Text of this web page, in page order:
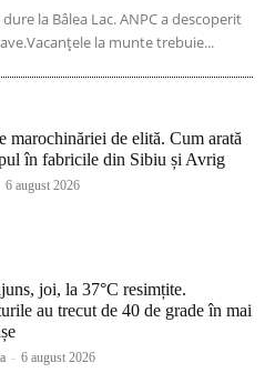
la Bâlea Lac. ANPC a descoperit
la munte trebuie...
marochinăriei de elită. Cum arată
în fabricile din Sibiu și Avrig
6 august 2026
joi, la 37°C resimțite.
au trecut de 40 de grade în mai
- 6 august 2026